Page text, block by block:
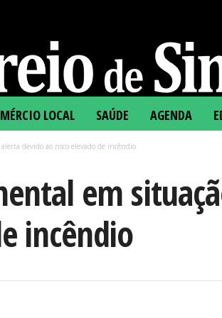
LOCAL SAÚDE AGENDA
devido ao risco elevado de incêndio
em
incêndio